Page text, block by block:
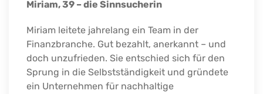
Miriam, 39 – die Sinnsucherin
Miriam leitete jahrelang ein Team in der
Finanzbranche. Gut bezahlt, anerkannt – und
doch unzufrieden. Sie entschied sich für den
Sprung in die Selbstständigkeit und gründete
ein Unternehmen für nachhaltige